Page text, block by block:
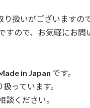
扱いがございますの
ので、お気軽にお
in Japan です。
っています。
ください。